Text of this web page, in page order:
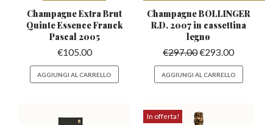
Champagne Extra Brut
QuinteEssence Franck
Pascal 2005
€105.00
AGGIUNGI AL CARRELLO
Champagne BOLLINGER
R.D. 2007 in cassettina
legno
€297.00€293.00
AGGIUNGI AL CARRELLO
In offerta!